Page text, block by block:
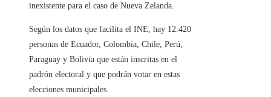
inexistente para el caso de Nueva Zelanda.
Según los datos que facilita el INE, hay 12.420
personas de Ecuador, Colombia, Chile, Perú,
Paraguay y Bolivia que están inscritas en el
padrón electoral y que podrán votar en estas
elecciones municipales.